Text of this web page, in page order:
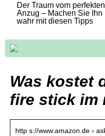
Der Traum vom perfekten
Anzug – Machen Sie Ihn
wahr mit diesen Tipps
Was kostet
fire stick im
http s://www.amazon.de ›